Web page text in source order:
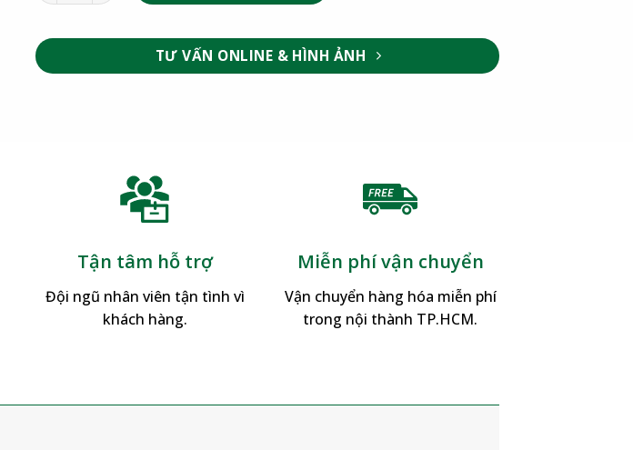
TƯ VẤN ONLINE & HÌNH ẢNH
Tận tâm hỗ trợ
Đội ngũ nhân viên tận tình vì
khách hàng.
Miễn phí vận chuyển
Vận chuyển hàng hóa miễn phí
trong nội thành TP.HCM.